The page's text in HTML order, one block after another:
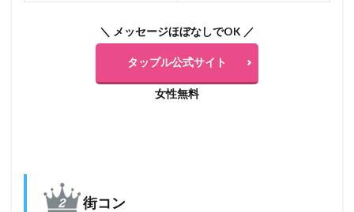
＼ メッセージほぼなしでOK ／
タップル公式サイト
女性無料
街コン